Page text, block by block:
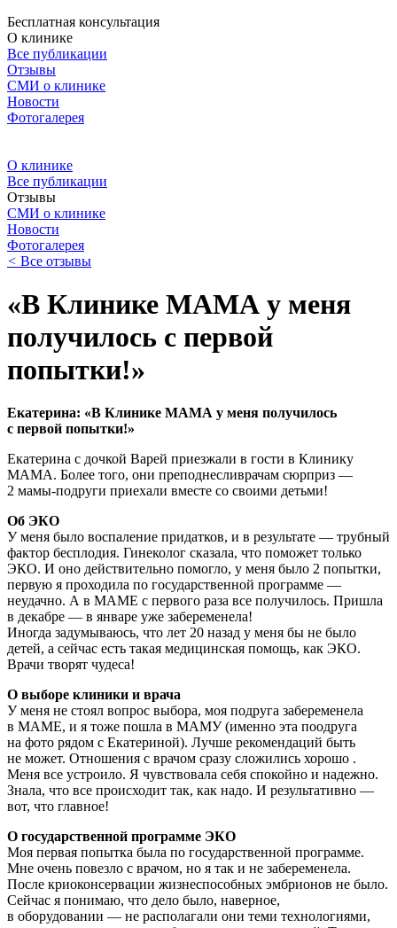
Бесплатная консультация
О клинике
Все публикации
Отзывы
СМИ о клинике
Новости
Фотогалерея
О клинике
Все публикации
Отзывы
СМИ о клинике
Новости
Фотогалерея
< Все отзывы
«В Клинике МАМА у меня
получилось с первой
попытки!»
Екатерина: «В Клинике МАМА у меня получилось
с первой попытки!»
Екатерина с дочкой Варей приезжали в гости в Клинику
МАМА. Более того, они преподнесливрачам сюрприз —
2 мамы-подруги приехали вместе со своими детьми!
Об ЭКО
У меня было воспаление придатков, и в результате — трубный
фактор бесплодия. Гинеколог сказала, что поможет только
ЭКО. И оно действительно помогло, у меня было 2 попытки,
первую я проходила по государственной программе —
неудачно. А в МАМЕ с первого раза все получилось. Пришла
в декабре — в январе уже забеременела!
Иногда задумываюсь, что лет 20 назад у меня бы не было
детей, а сейчас есть такая медицинская помощь, как ЭКО.
Врачи творят чудеса!
О выборе клиники и врача
У меня не стоял вопрос выбора, моя подруга забеременела
в МАМЕ, и я тоже пошла в МАМУ (именно эта поодруга
на фото рядом с Екатериной). Лучше рекомендаций быть
не может. Отношения с врачом сразу сложились хорошо .
Меня все устроило. Я чувствовала себя спокойно и надежно.
Знала, что все происходит так, как надо. И результативно —
вот, что главное!
О государственной программе ЭКО
Моя первая попытка была по государственной программе.
Мне очень повезло с врачом, но я так и не забеременела.
После криоконсервации жизнеспособных эмбрионов не было.
Сейчас я понимаю, что дело было, наверное,
в оборудовании — не располагали они теми технологиями,